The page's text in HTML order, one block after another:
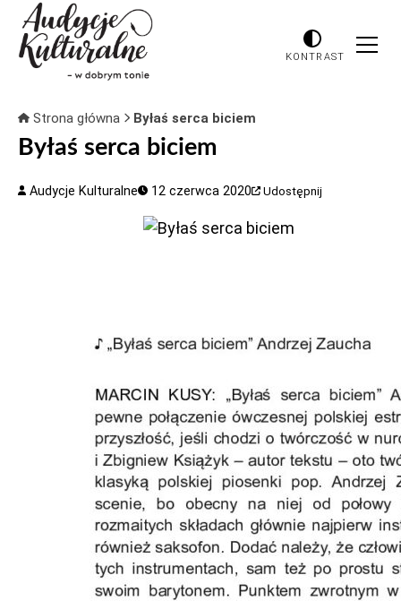
KONTRAST
Strona główna Byłaś serca biciem
Byłaś serca biciem
Audycje Kulturalne 12 czerwca 2020 Udostępnij